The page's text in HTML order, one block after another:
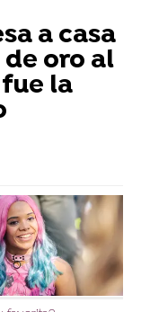
a casa
oro al
la